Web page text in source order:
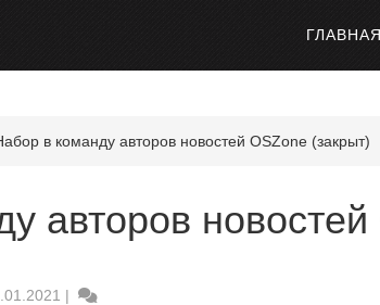
ГЛАВНАЯ
в команду авторов новостей OSZone (закрыт)
авторов